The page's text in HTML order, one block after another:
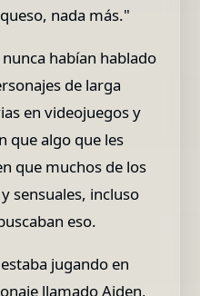
nada más."
habían hablado
de larga
en videojuegos y
que algo que les
que muchos de los
sensuales, incluso
eso.
jugando en
llamado Aiden,